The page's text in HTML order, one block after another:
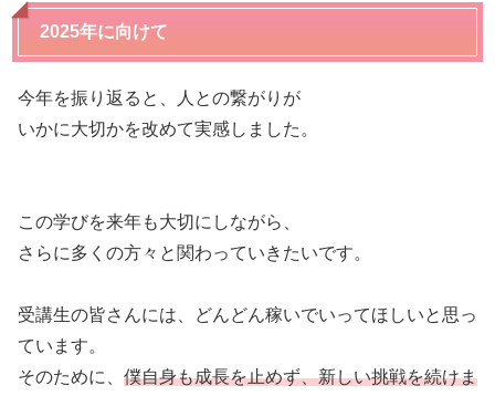
2025年に向けて
今年を振り返ると、人との繋がりが
いかに大切かを改めて実感しました。
この学びを来年も大切にしながら、
さらに多くの方々と関わっていきたいです。
受講生の皆さんには、どんどん稼いでいってほしいと思っ
ています。
そのために、 僕自身も成長を止めず、新しい挑戦を続けま